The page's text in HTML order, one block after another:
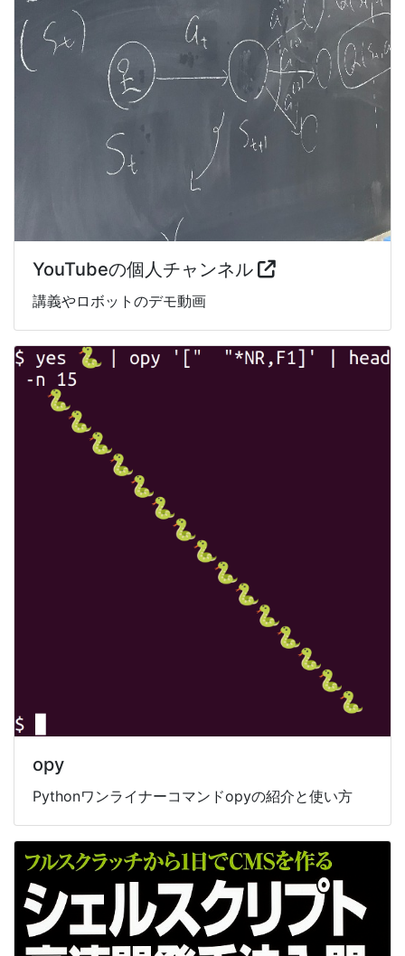
YouTubeの個人チャンネル
講義やロボットのデモ動画
opy
Pythonワンライナーコマンドopyの紹介と使い方